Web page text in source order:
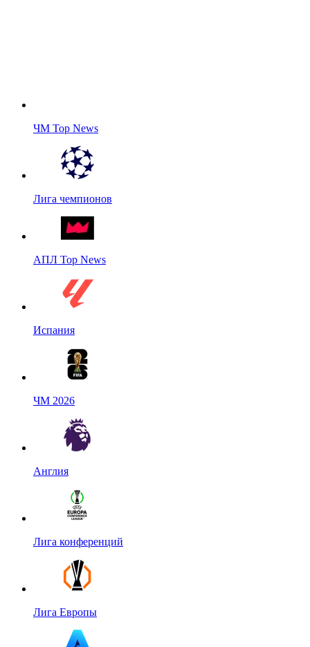
ЧМ Top News
Лига чемпионов
АПЛ Top News
Испания
ЧМ 2026
Англия
Лига конференций
Лига Европы